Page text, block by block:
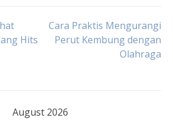
Hits
Cara Praktis Mengurangi
Perut Kembung dengan
Olahraga
August 2026